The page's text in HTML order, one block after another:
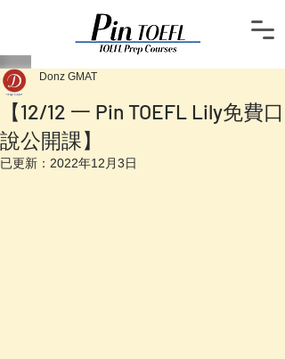
【12/12 一 Pin TOEFL Lily免費口
說公開課】
Donz GMAT
已更新： 2022年12月3日